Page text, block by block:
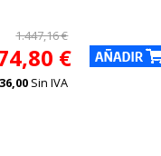
1.447,16 €
€
Sin IVA